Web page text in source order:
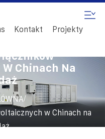
Kontakt
Projekty
Chinach Na
/
w Chinach na